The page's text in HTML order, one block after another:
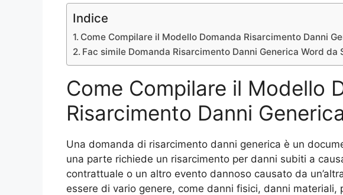
Indice
Come Compilare il Modello Domanda Risarcimento Danni
Fac simile Domanda Risarcimento Danni Generica Word da
Come Compilare il Modello
Risarcimento Danni Generica
Una domanda di risarcimento danni generica è un
una parte richiede un risarcimento per danni subiti a
contrattuale o un altro evento dannoso causato da
essere di vario genere, come danni fisici, danni materiali,